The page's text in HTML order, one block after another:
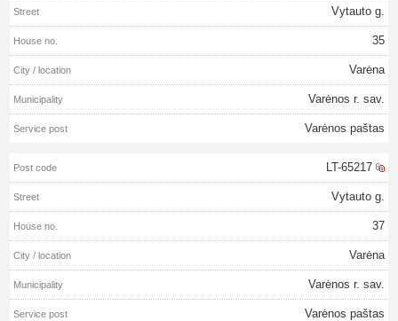
Vytauto g.
35
Varėna
Varėnos r. sav.
Varėnos paštas
LT-65217
Vytauto g.
37
Varėna
Varėnos r. sav.
Varėnos paštas